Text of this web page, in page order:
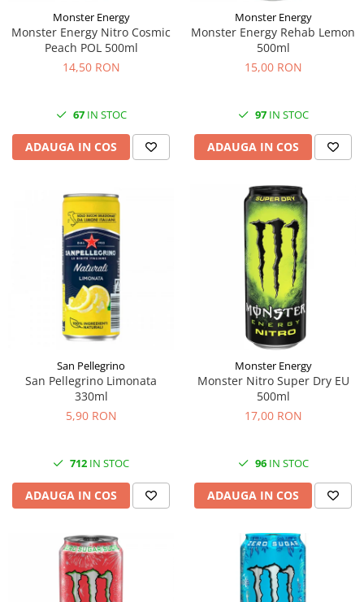
Monster Energy
Monster Energy Nitro Cosmic
Peach POL 500ml
14,50 RON
67IN STOC
ADAUGA IN COS
Monster Energy
Monster Energy Rehab Lemon
500ml
15,00 RON
97IN STOC
ADAUGA IN COS
San Pellegrino
San Pellegrino Limonata
330ml
5,90 RON
712 IN STOC
ADAUGA IN COS
Monster Energy
Monster Nitro Super Dry EU
500ml
17,00 RON
96IN STOC
ADAUGA IN COS